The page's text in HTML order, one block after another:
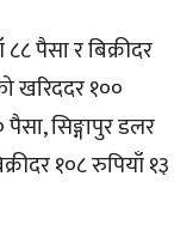
पैसा र बिक्रीदर
खरिददर १००
सिङ्गापुर डलर
१०८ रुपियाँ १३